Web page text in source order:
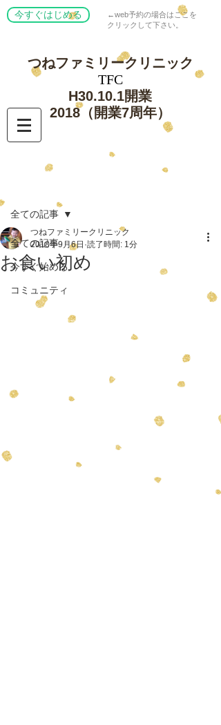
今すぐはじめる
←web予約の場合はここを
クリックして下さい。
つねファミリークリニック
​TFC
​H30.10.1開業
​2018（開業7周年）
全ての記事
今すぐ始める
コミュニティ
全ての記事
お食い初め
つねファミリークリニック
2018年9月6日 読了時間: 1分